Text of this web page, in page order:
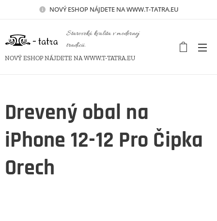
NOVÝESHOP NÁJDETE NA WWW.T-TATRA.EU
Staroveká kvalita v modernej
tradícii.
NOVÝ ESHOP NÁJDETE NA WWW.T-TATRA.EU
Drevený obal na
iPhone 12-12 Pro Čipka
Orech